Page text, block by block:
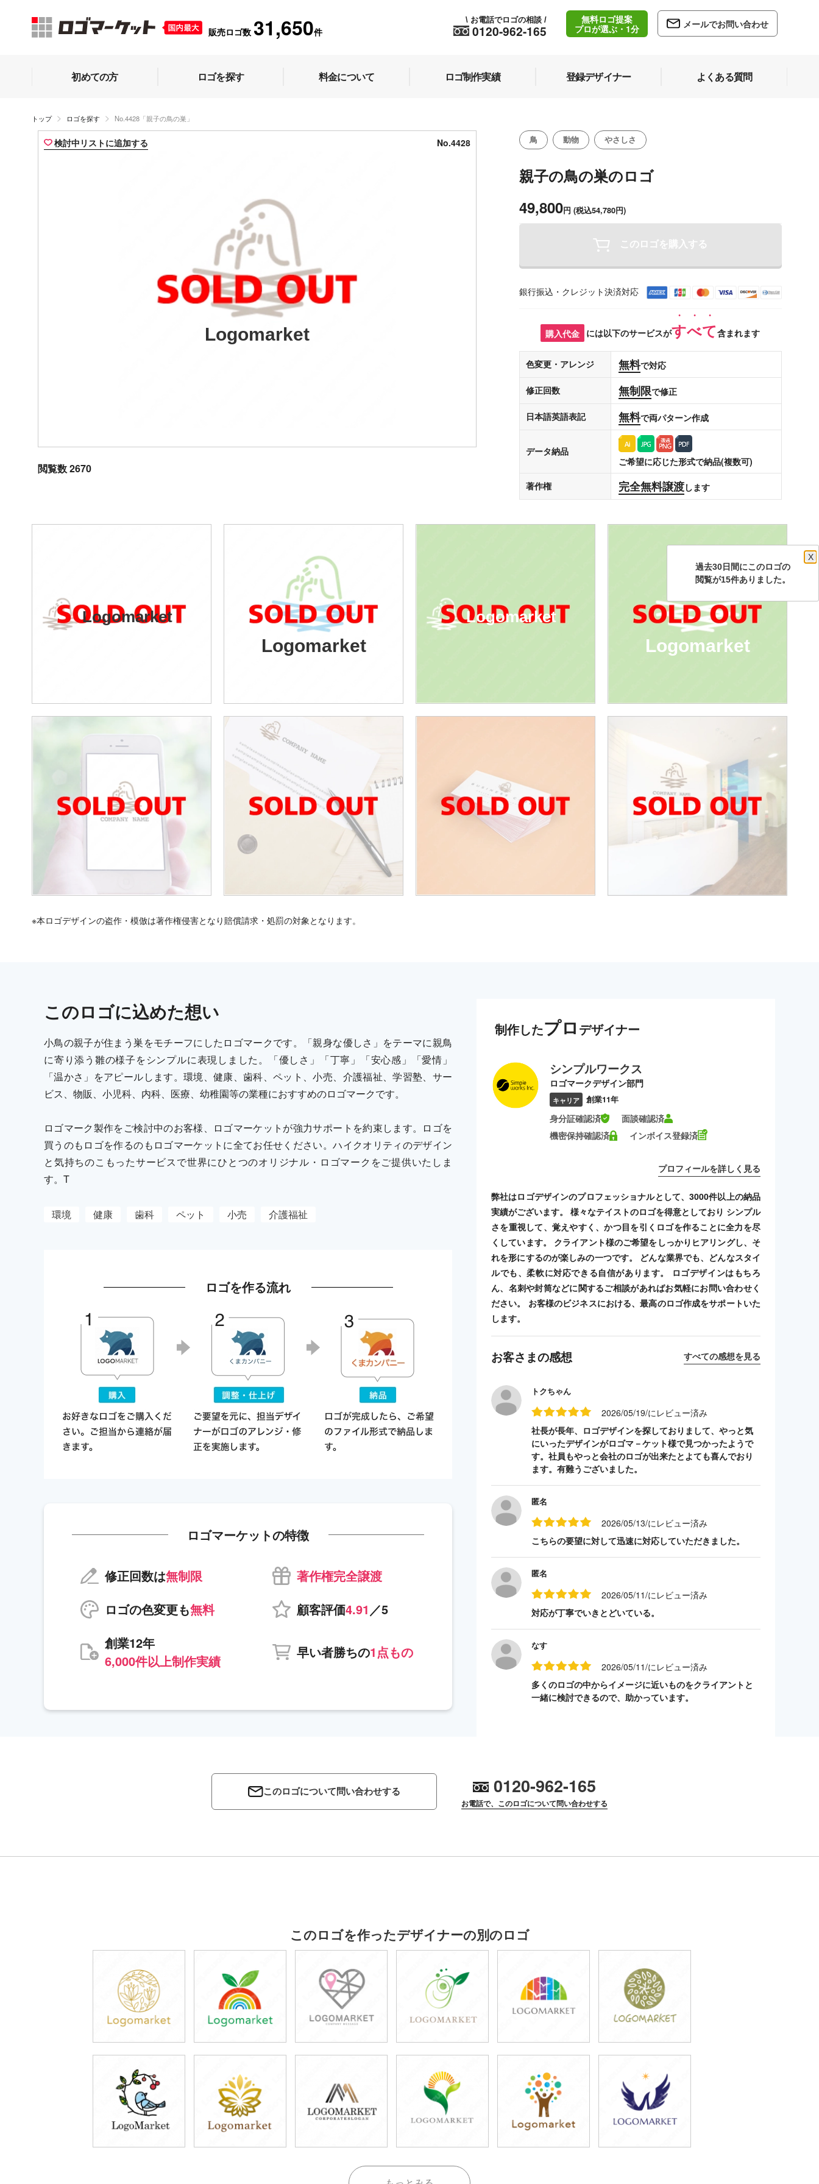
販売ロゴ数 31,650件 0120-962-165
\ お電話でロゴの相談 /
無料ロゴ提案
プロが選ぶ・1分
メールでお問い合わせ
初めての方 ロゴを探す 料金について ロゴ制作実績 登録デザイナー よくある質問
トップ ロゴを探す No.4428「親子の鳥の巣」
検討中リストに追加する No.4428
Logomarket
閲覧数 2670
鳥 動物 やさしさ
親子の鳥の巣のロゴ
49,800円 (税込54,780円)
このロゴを購入する
銀行振込・クレジット決済対応
購入代金 には以下のサービスがすべて含まれます
色変更・アレンジ 無料で対応
修正回数 無制限で修正
日本語英語表記 無料で両パターン作成
データ納品
ご希望に応じた形式で納品(複数可)
著作権
完全無料譲渡します
Logomarket
Logomarket
Logomarket
Logomarket
※本ロゴデザインの盗作・模倣は著作権侵害となり賠償請求・処罰の対象となります。
このロゴに込めた想い
小鳥の親子が住まう巣をモチーフにしたロゴマークです。「親身な優しさ」をテーマに親鳥
に寄り添う雛の様子をシンプルに表現しました。「優しさ」「丁寧」「安心感」「愛情」
「温かさ」をアピールします。環境、健康、歯科、ペット、小売、介護福祉、学習塾、サー
ビス、物販、小児科、内科、医療、幼稚園等の業種におすすめのロゴマークです。
ロゴマーク製作をご検討中のお客様、ロゴマーケットが強力サポートを約束します。ロゴを
買うのもロゴを作るのもロゴマーケットに全てお任せください。ハイクオリティのデザイン
と気持ちのこもったサービスで世界にひとつのオリジナル・ロゴマークをご提供いたしま
す。T
環境 健康 歯科 ペット 小売 介護福祉
ロゴを作る流れ
ロゴマーケットの特徴
修正回数は無制限
著作権完全譲渡
ロゴの色変更も無料 顧客評価4.91 ／5
創業12年
6,000件以上制作実績
早い者勝ちの1点もの
制作したプロ デザイナー
シンプルワークス
ロゴマークデザイン部門
キャリア 創業11年
身分証確認済
面談確認済
機密保持確認済
インボイス登録済
プロフィールを詳しく見る
弊社はロゴデザインのプロフェッショナルとして、3000件以上の納品
実績がございます。 様々なテイストのロゴを得意としており シンプル
さを重視して、覚えやすく、かつ目を引くロゴを作ることに全力を尽
くしています。 クライアント様のご希望をしっかりヒアリングし、そ
れを形にするのが楽しみの一つです。 どんな業界でも、どんなスタイ
ルでも、柔軟に対応できる自信があります。 ロゴデザインはもちろ
ん、名刺や封筒などに関するご相談があればお気軽にお問い合わせく
ださい。 お客様のビジネスにおける、最高のロゴ作成をサポートいた
します。
お客さまの感想 すべての感想を見る
トクちゃん
2026/05/19/にレビュー済み
社長が長年、ロゴデザインを探しておりまして、やっと気
にいったデザインがロゴマ－ケット様で見つかったようで
す。社員もやっと会社のロゴが出来たとよても喜んでおり
ます。有難うございました。
匿名
2026/05/13/にレビュー済み
こちらの要望に対して迅速に対応していただきました。
匿名
2026/05/11/にレビュー済み
対応が丁寧でいきとどいている。
なす
2026/05/11/にレビュー済み
多くのロゴの中からイメージに近いものをクライアントと
一緒に検討できるので、助かっています。
このロゴについて問い合わせする 0120-962-165
お電話で、このロゴについて問い合わせする
このロゴを作ったデザイナーの別のロゴ
過去30日間にこのロゴの
X
閲覧が15件ありました。